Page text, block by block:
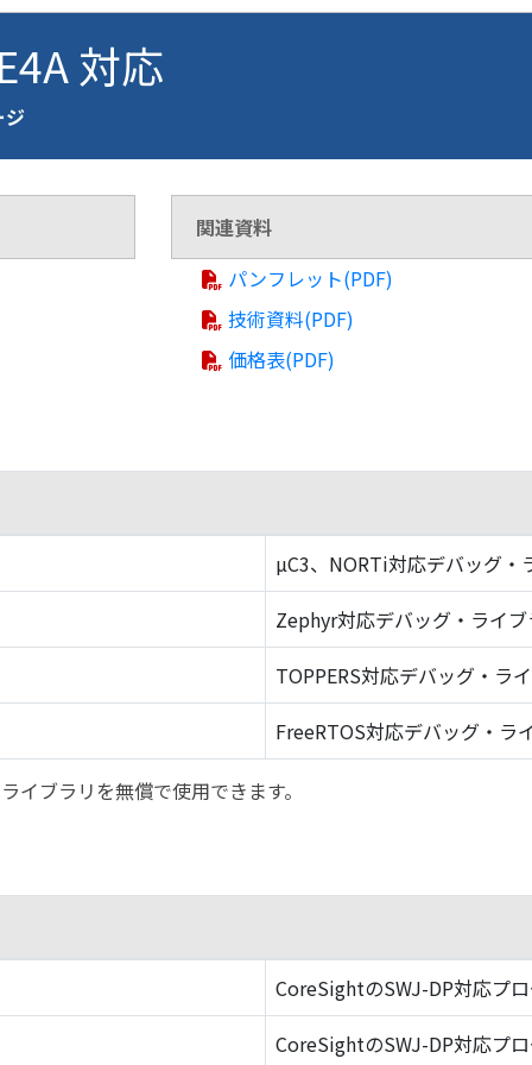
対応
ジ
関連資料
パンフレット(PDF)
技術資料(PDF)
価格表(PDF)
µC3、NORTi対応デバッグ・
Zephyr対応デバッグ・ライ
TOPPERS対応デバッグ・ラ
FreeRTOS対応デバッグ・ラ
ブラリを無償で使用できます。
CoreSightのSWJ-DP対応プ
CoreSightのSWJ-DP対応プ